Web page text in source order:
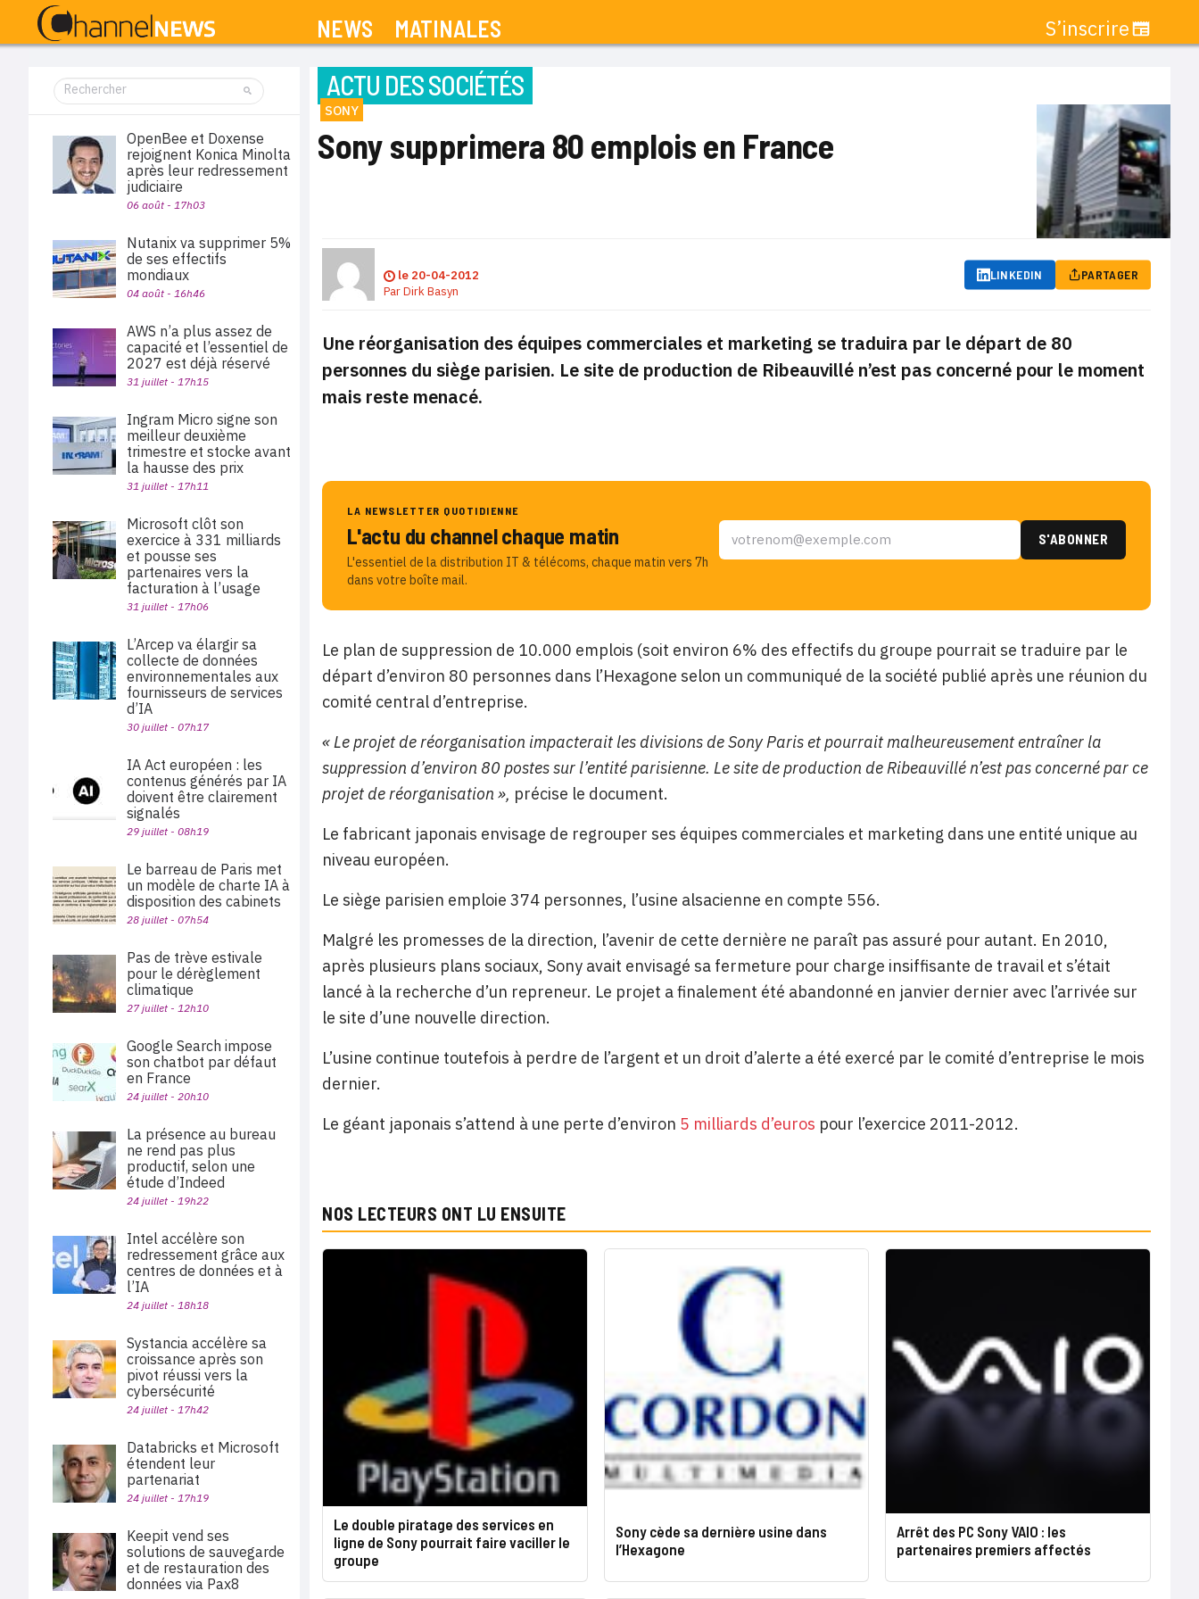
NEWS MATINALES S’inscrire
ACTU DES SOCIÉTÉS
SONY
Sony supprimera 80 emplois en France
le 20-04-2012
ParDirk Basyn
LINKEDIN PARTAGER
Une réorganisation des équipes commerciales et marketing se traduira par le départ de 80
personnes du siège parisien. Le site de production de Ribeauvillé n’est pas concerné pour le moment
mais reste menacé.
LA NEWSLETTER QUOTIDIENNE
L'actu du channel chaque matin
L'essentiel de la distribution IT & télécoms, chaque matin vers 7h
dans votre boîte mail.
Le plan de suppression de 10.000 emplois (soit environ 6% des effectifs du groupe pourrait se traduire par le
départ d’environ 80 personnes dans l’Hexagone selon un communiqué de la société publié après une réunion du
comité central d’entreprise.
« Le projet de réorganisation impacterait les divisions de Sony Paris et pourrait malheureusement entraîner la
suppression d’environ 80 postes sur l’entité parisienne. Le site de production de Ribeauvillé n’est pas concerné par ce
projet de réorganisation », précise le document.
Le fabricant japonais envisage de regrouper ses équipes commerciales et marketing dans une entité unique au
niveau européen.
Le siège parisien emploie 374 personnes, l’usine alsacienne en compte 556.
Malgré les promesses de la direction, l’avenir de cette dernière ne paraît pas assuré pour autant. En 2010,
après plusieurs plans sociaux, Sony avait envisagé sa fermeture pour charge insiffisante de travail et s’était
lancé à la recherche d’un repreneur. Le projet a finalement été abandonné en janvier dernier avec l’arrivée sur
le site d’une nouvelle direction.
L’usine continue toutefois à perdre de l’argent et un droit d’alerte a été exercé par le comité d’entreprise le mois
dernier.
Le géant japonais s’attend à une perte d’environ 5 milliards d’euros pour l’exercice 2011-2012.
NOS LECTEURS ONT LU ENSUITE
Le double piratage des services en
ligne de Sony pourrait faire vaciller le
groupe
Sony cède sa dernière usine dans
l’Hexagone
Arrêt des PC Sony VAIO : les
partenaires premiers affectés
OpenBee et Doxense
rejoignent Konica Minolta
après leur redressement
judiciaire
06 août - 17h03
Nutanix va supprimer 5%
de ses effectifs
mondiaux
04 août - 16h46
AWS n’a plus assez de
capacité et l’essentiel de
2027 est déjà réservé
31 juillet - 17h15
Ingram Micro signe son
meilleur deuxième
trimestre et stocke avant
la hausse des prix
31 juillet - 17h11
Microsoft clôt son
exercice à 331 milliards
et pousse ses
partenaires vers la
facturation à l’usage
31 juillet - 17h06
L’Arcep va élargir sa
collecte de données
environnementales aux
fournisseurs de services
d’IA
30 juillet - 07h17
IA Act européen : les
contenus générés par IA
doivent être clairement
signalés
29 juillet - 08h19
Le barreau de Paris met
un modèle de charte IA à
disposition des cabinets
28 juillet - 07h54
Pas de trève estivale
pour le dérèglement
climatique
27 juillet - 12h10
Google Search impose
son chatbot par défaut
en France
24 juillet - 20h10
La présence au bureau
ne rend pas plus
productif, selon une
étude d’Indeed
24 juillet - 19h22
Intel accélère son
redressement grâce aux
centres de données et à
l’IA
24 juillet - 18h18
Systancia accélère sa
croissance après son
pivot réussi vers la
cybersécurité
24 juillet - 17h42
Databricks et Microsoft
étendent leur
partenariat
24 juillet - 17h19
Keepit vend ses
solutions de sauvegarde
et de restauration des
données via Pax8